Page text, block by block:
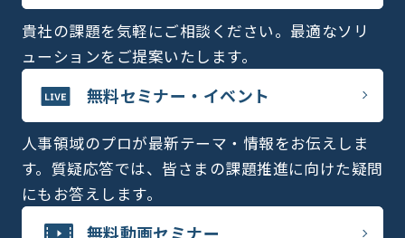
貴社の課題を気軽にご相談ください。最適なソリ
ューションをご提案いたします。
無料セミナー・イベント
人事領域のプロが最新テーマ・情報をお伝えしま
す。質疑応答では、皆さまの課題推進に向けた疑問
にもお答えします。
無料動画セミナー